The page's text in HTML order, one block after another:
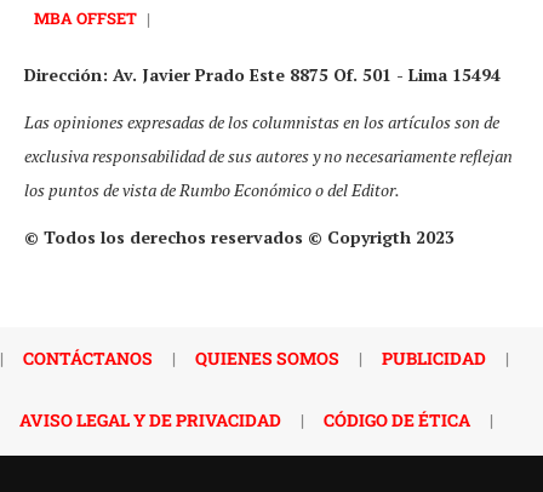
MBA OFFSET |
Dirección: Av. Javier Prado Este 8875 Of. 501 - Lima 15494
Las opiniones expresadas de los columnistas en los artículos son de
exclusiva responsabilidad de sus autores y no necesariamente reflejan
los puntos de vista de Rumbo Económico o del Editor.
© Todos los derechos reservados © Copyrigth 2023
| CONTÁCTANOS | QUIENES SOMOS | PUBLICIDAD |
AVISO LEGAL Y DE PRIVACIDAD | CÓDIGO DE ÉTICA |